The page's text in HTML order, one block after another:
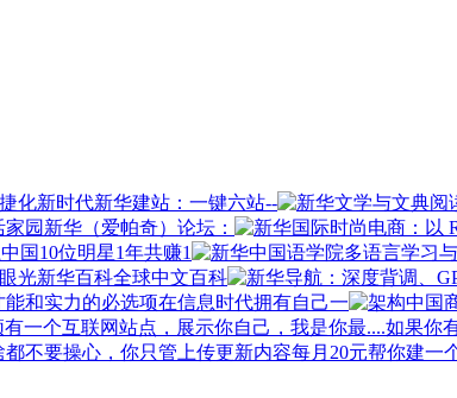
新华建站：一键六站--
新华（爱帕奇）论坛：
中国10位明星1年共赚1
新华百科全球中文百科
在信息时代拥有自己一
如果你
每月20元帮你建一